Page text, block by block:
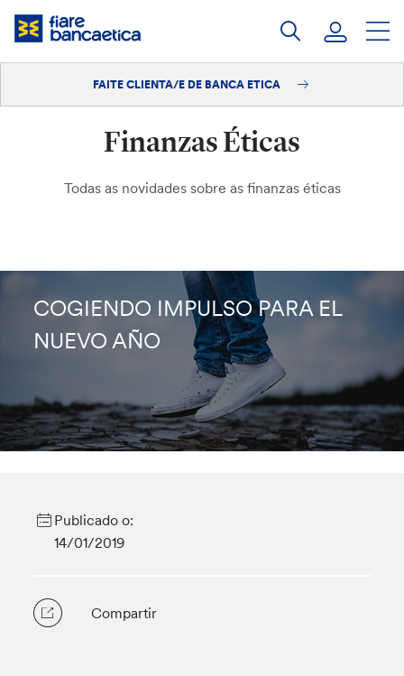
Saltar
FAITE CLIENTA/E DE BANCA ETICA
Finanzas Éticas
Todas as novidades sobre as finanzas éticas
COGIENDO IMPULSO PARA EL
NUEVO AÑO
Publicado o:
14/01/2019
Compartir